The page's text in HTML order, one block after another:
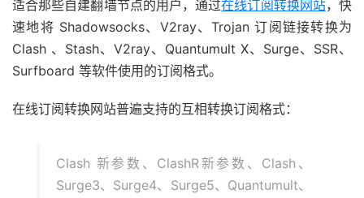
适合那些自建翻墙节点的用户，通过在线订阅转换网站，快
速地将 Shadowsocks、V2ray、Trojan 订阅链接转换为
Clash 、Stash、V2ray、Quantumult X、Surge、SSR、
Surfboard 等软件使用的订阅格式。
在线订阅转换网站普遍支持的互相转换订阅格式：
Clash 新参数、ClashR新参数、Clash、
Surge3、Surge4、Surge5、Quantumult、